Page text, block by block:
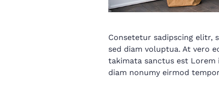
Consetetur sadipscing elitr,
sed diam voluptua. At vero
takimata sanctus est
diam nonumy eirmod